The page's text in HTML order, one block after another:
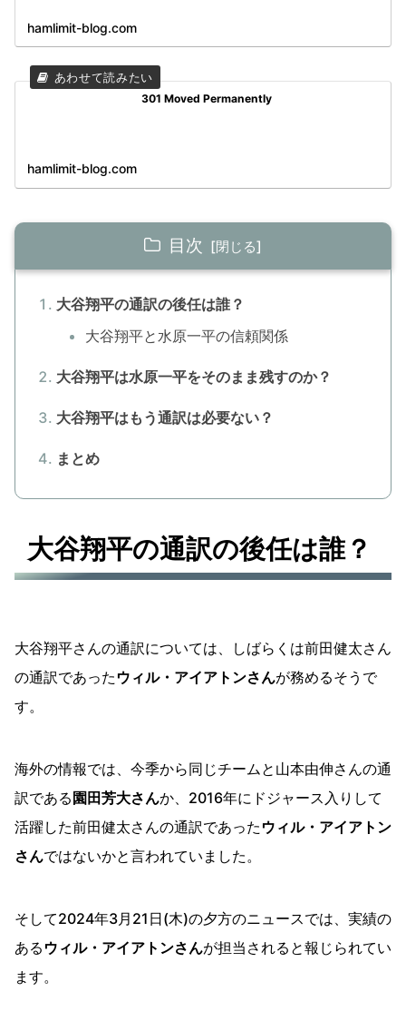
hamlimit-blog.com
301 Moved Permanently
hamlimit-blog.com
目次
大谷翔平の通訳の後任は誰？
大谷翔平と水原一平の信頼関係
大谷翔平は水原一平をそのまま残すのか？
大谷翔平はもう通訳は必要ない？
まとめ
大谷翔平の通訳の後任は誰？
大谷翔平さんの通訳については、しばらくは前田健太さん
の通訳であった ウィル・アイアトンさんが務めるそうで
す。
海外の情報では、今季から同じチームと山本由伸さんの通
訳である 園田芳大さんか、2016年にドジャース入りして
活躍した前田健太さんの通訳であった ウィル・アイアトン
さんではないかと言われていました。
そして2024年3月21日(木)の夕方のニュースでは、実績の
ある ウィル・アイアトンさんが担当されると報じられてい
ます。